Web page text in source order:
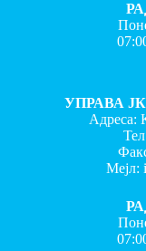
УПРАВА
Адреса:
Мејл: